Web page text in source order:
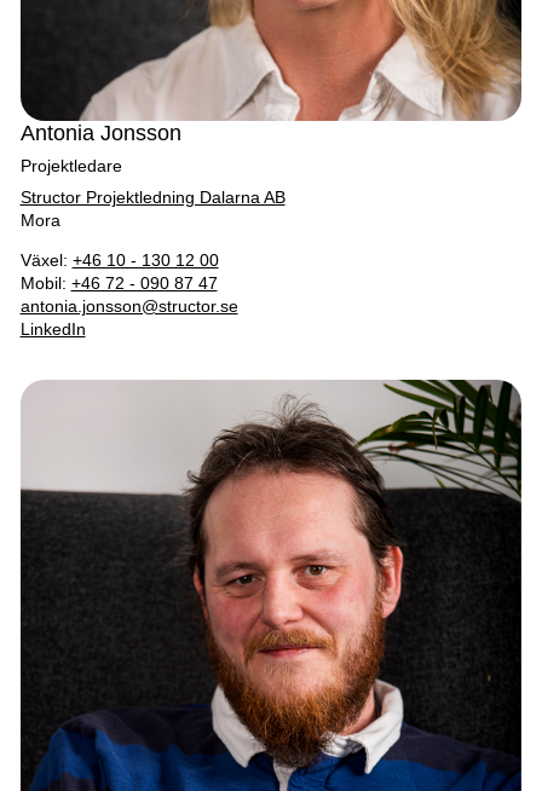
Antonia Jonsson
Projektledare
Structor Projektledning Dalarna AB
Mora
Växel: +46 10 - 130 12 00
Mobil: +46 72 - 090 87 47
antonia.jonsson@structor.se
LinkedIn